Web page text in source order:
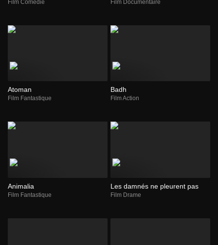
Film Comédie Film Documentaire
Atoman
Film Fantastique
Badh
Film Action
Animalia
Film Fantastique
Les damnés ne pleurent pas
Film Drame